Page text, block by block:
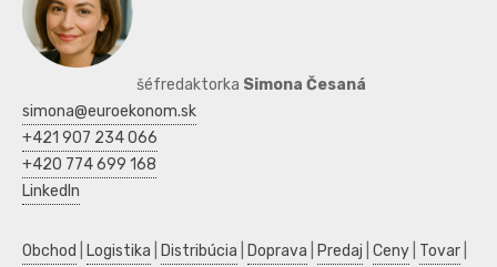
šéfredaktorka Simona Česaná
simona@euroekonom.sk
+421 907 234 066
+420 774 699 168
LinkedIn
Obchod Logistika Distribúcia Doprava Predaj Ceny Tovar